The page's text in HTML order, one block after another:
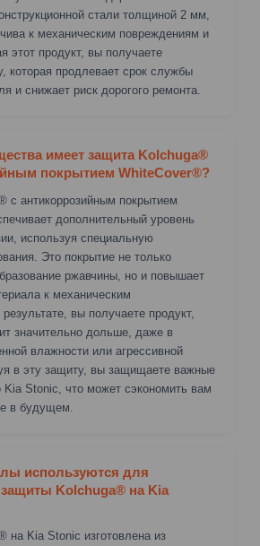
стали толщиной 2 мм,
к механическим повреждениям и
этот продукт, вы получаете
которая продлевает срок службы
и снижает риск дорогого ремонта.
имеет защита Kolchuga®
покрытием WhiteCover®?
с антикоррозийным покрытием
дополнительный уровень
используя специальную
Это покрытие не только
ржавчины, но и повышает
к механическим
вы получаете продукт,
значительно дольше, даже в
влажности или агрессивной
в эту защиту, вы защищаете важные
Stonic, что может сэкономить вам
в будущем.
используются для
защиты Kolchuga® на Kia
на Kia Stonic изготовлена из